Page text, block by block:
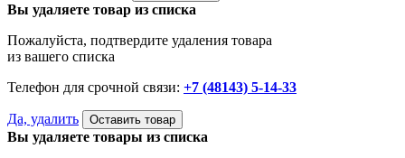
Вы удаляете товар из списка
Пожалуйста, подтвердите удаления товара
из вашего списка
Телефон для срочной связи: +7 (48143) 5-14-33
Да, удалить Оставить товар
Вы удаляете товары из списка